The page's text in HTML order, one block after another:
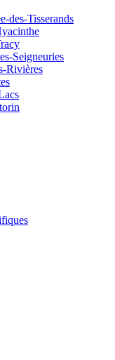
des-Tisserands
Seigneuries
Rivières